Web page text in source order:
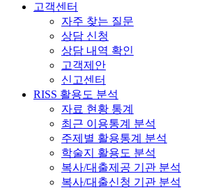
고객센터
자주 찾는 질문
상담 신청
상담 내역 확인
고객제안
신고센터
RISS 활용도 분석
자료 현황 통계
최근 이용통계 분석
주제별 활용통계 분석
학술지 활용도 분석
복사/대출제공 기관 분석
복사/대출신청 기관 분석